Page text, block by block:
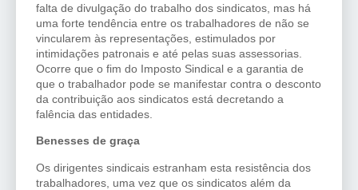
falta de divulgação do trabalho dos sindicatos, mas há
uma forte tendência entre os trabalhadores de não se
vincularem às representações, estimulados por
intimidações patronais e até pelas suas assessorias.
Ocorre que o fim do Imposto Sindical e a garantia de
que o trabalhador pode se manifestar contra o desconto
da contribuição aos sindicatos está decretando a
falência das entidades.
Benesses de graça
Os dirigentes sindicais estranham esta resistência dos
trabalhadores, uma vez que os sindicatos além da